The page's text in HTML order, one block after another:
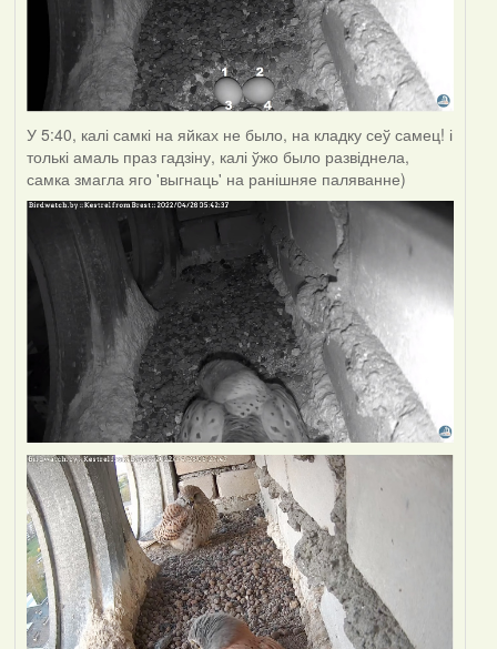
У 5:40, калі самкі на яйках не было, на кладку сеў самец! і
толькі амаль праз гадзіну, калі ўжо было развіднела,
самка змагла яго 'выгнаць' на ранішняе паляванне)